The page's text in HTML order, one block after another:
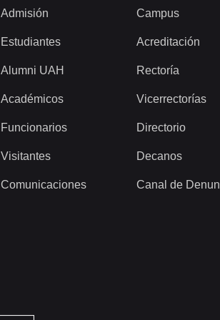
Admisión
Estudiantes
Alumni UAH
Académicos
Funcionarios
Visitantes
Comunicaciones
Campus
Acreditación
Rectoría
Vicerrectorías
Directorio
Decanos
Canal de